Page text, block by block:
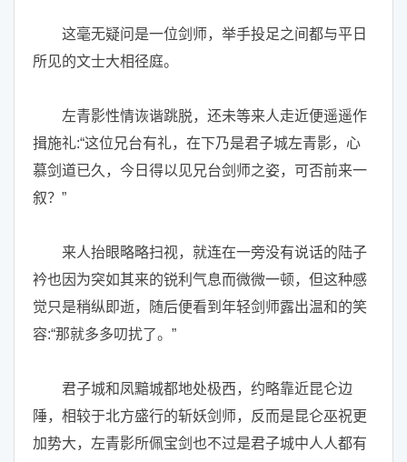
这毫无疑问是一位剑师，举手投足之间都与平日
所见的文士大相径庭。
左青影性情诙谐跳脱，还未等来人走近便遥遥作
揖施礼:“这位兄台有礼，在下乃是君子城左青影，心
慕剑道已久，今日得以见兄台剑师之姿，可否前来一
叙？”
来人抬眼略略扫视，就连在一旁没有说话的陆子
衿也因为突如其来的锐利气息而微微一顿，但这种感
觉只是稍纵即逝，随后便看到年轻剑师露出温和的笑
容:“那就多多叨扰了。”
君子城和凤黯城都地处极西，约略靠近昆仑边
陲，相较于北方盛行的斩妖剑师，反而是昆仑巫祝更
加势大，左青影所佩宝剑也不过是君子城中人人都有